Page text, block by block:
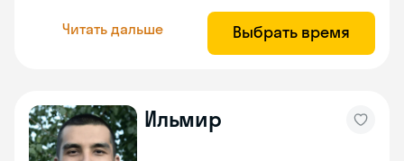
Читать дальше Выбрать время
Ильмир